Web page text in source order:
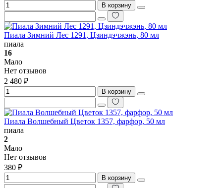
В корзину
Пиала Зимний Лес 1291, Цзиндэчжэнь, 80 мл
пиала
16
Мало
Нет отзывов
2 480 ₽
В корзину
Пиала Волшебный Цветок 1357, фарфор, 50 мл
пиала
2
Мало
Нет отзывов
380 ₽
В корзину